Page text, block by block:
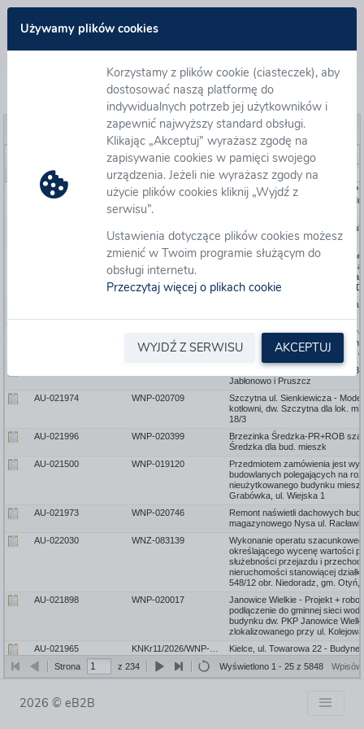
Używamy plików cookies
Korzystamy z plików cookie (ciasteczek), aby
dostosować naszą platformę do
indywidualnych potrzeb jej użytkowników i
zapewnić najwyższy standard obsługi.
Klikając „Akceptuj” wyrażasz zgodę na
zapisywanie cookies w pamięci swojego
urządzenia. Jeżeli nie wyrażasz zgody na
użycie plików cookies kliknij „Wyjdź z
serwisu”.
Ustawienia dotyczące plików cookies możesz
zmienić w Twoim programie służącym do
obsługi internetu.
Przeczytaj więcej o plikach cookie
WYJDŹ Z SERWISU AKCEPTUJ
Lista opublikowanych wyników postępowań
Publikacja wyników
Numer ewidencyjny Numer postępowania Nazwa
116860
AU-021928 KRK/2026/WNP-020643
Film wizerunkowy na 100-lecie
Opracowanie scenariusza i
Remont dachu magazynu przy
we Wrocławiu
KNKr11/2026/WNP-020391
Sporządzenie kompletnej
projektowej na wykonanie
zabezpieczenia budynku dworca
PKP Sędziszów (Sędziszów, ul.
"Roboty naprawcze dachu przy
Wykonanie prac naprawczych
dekarskie) w budynku
- powiat górowski, województwo
Wycena 5 lokali mieszkalnych i 3
Jabłonowo i Pruszcz
116790
AU-021974 WNP-020709
Szczytna ul. Sienkiewicza -
kotłowni, dw. Szczytna dla lok.
18/3
116789
AU-021996 WNP-020399
Brzezinka Średzka-PR+ROB
Średzka dla bud. mieszk
116787
AU-021500 WNP-019120
Przedmiotem zamówienia jest
budowlanych polegających na
nieużytkowanego budynku
Grabówka, ul. Wiejska 1
116785
AU-021973 WNP-020746
Remont naświetli dachowych
magazynowego Nysa ul.
116754
AU-022030 WNZ-083139
Wykonanie operatu
określającego wycenę wartości
służebności przejazdu i
nieruchomości stanowiącej
548/12 obr. Niedoradz, gm. Otyń,
116749
AU-021898 WNP-020017
Janowice Wielkie - Projekt +
podłączenie do gminnej sieci
budynku dw. PKP Janowice
zlokalizowanego przy ul.
116745
AU-021965
Kielce, ul. Towarowa 22 -
budynku Dworca Wrocław
Strona z 234 Wyświetlono 1 - 25 z 5848
2026 © eB2B